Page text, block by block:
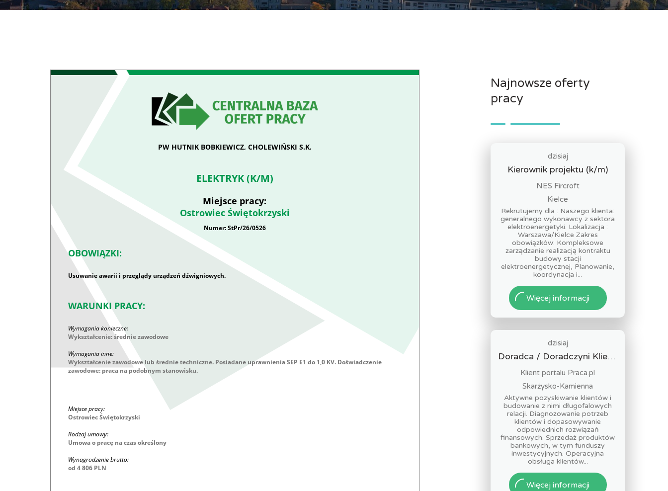
PW HUTNIK BOBKIEWICZ, CHOLEWIŃSKI S.K.
ELEKTRYK (K/M)
Miejsce pracy:
Ostrowiec Świętokrzyski
Numer: StPr/26/0526
OBOWIĄZKI:
Usuwanie awarii i przeglądy urządzeń dźwigniowych.
WARUNKI PRACY:
Wymagania konieczne:
Wykształcenie: średnie zawodowe
Wymagania inne:
Wykształcenie zawodowe lub średnie techniczne. Posiadane uprawnienia SEP E1 do 1,0 KV. Doświadczenie
zawodowe: praca na podobnym stanowisku.
Miejsce pracy:
Ostrowiec Świętokrzyski
Rodzaj umowy:
Umowa o pracę na czas określony
Wynagrodzenie brutto:
od 4 806 PLN
Najnowsze oferty
pracy
dzisiaj
Kierownik projektu (k/m)
NES Fircroft
Kielce
Rekrutujemy dla : Naszego klienta:
generalnego wykonawcy z sektora
elektroenergetyki. Lokalizacja :
Warszawa/Kielce Zakres
obowiązków: Kompleksowe
zarządzanie realizacją kontraktu
budowy stacji
elektroenergetycznej, Planowanie,
koordynacja i...
Więcej informacji
dzisiaj
Doradca / Doradczyni Klienta – branża finansowa
Klient portalu Praca.pl
Skarżysko-Kamienna
Aktywne pozyskiwanie klientów i
budowanie z nimi długofalowych
relacji. Diagnozowanie potrzeb
klientów i dopasowywanie
odpowiednich rozwiązań
finansowych. Sprzedaż produktów
bankowych, w tym funduszy
inwestycyjnych. Operacyjna
obsługa klientów...
Więcej informacji